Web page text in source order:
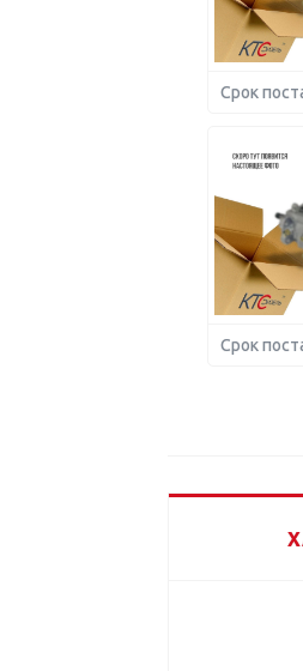
Срок
Срок